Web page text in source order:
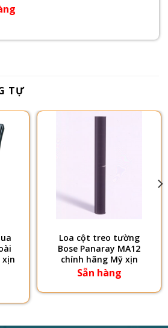
TỰ
xịn
Loa cột treo tường
Bose Panaray MA12
chính hãng Mỹ xịn
Sẵn hàng